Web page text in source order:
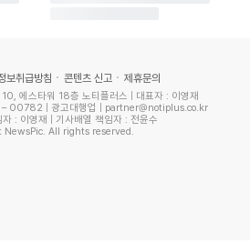
얼하면서도 세련된 룩을 연출하며 팬
보취급방침 콘텐츠 신고 제휴문의
에스타워 18층 노티플러스 | 대표자 : 이영재
00782 | 광고대행업 | partner@notiplus.co.kr
자 : 이영재 | 기사배열 책임자 : 전윤수
NewsPic. All rights reserved.